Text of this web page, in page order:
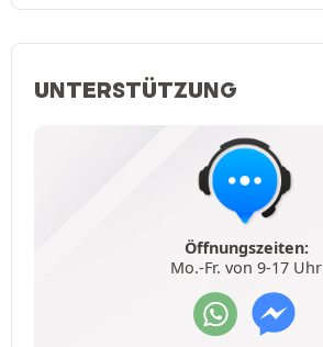
UNTERSTÜTZUNG
Öffnungszeiten:
Mo.-Fr. von 9-17 Uhr